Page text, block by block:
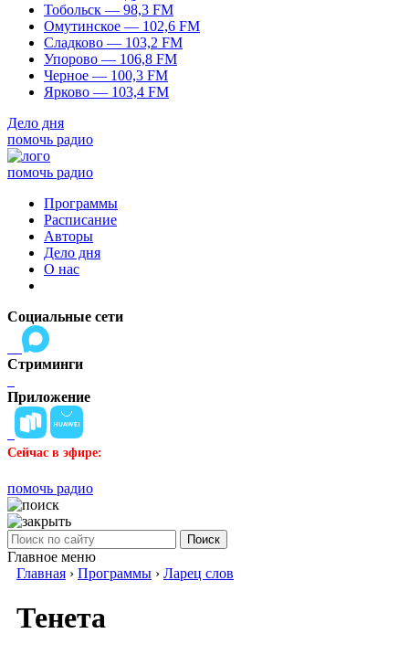
Тобольск — 98,3 FM
Омутинское — 102,6 FM
Сладково — 103,2 FM
Упорово — 106,8 FM
Черное — 100,3 FM
Ярково — 103,4 FM
Дело дня
помочь радио
помочь радио
Программы
Расписание
Авторы
Дело дня
О нас
Социальные сети
Стриминги
Приложение
Сейчас в эфире:
помочь радио
Поиск
Главное меню
Главная › Программы › Ларец слов
Тенета